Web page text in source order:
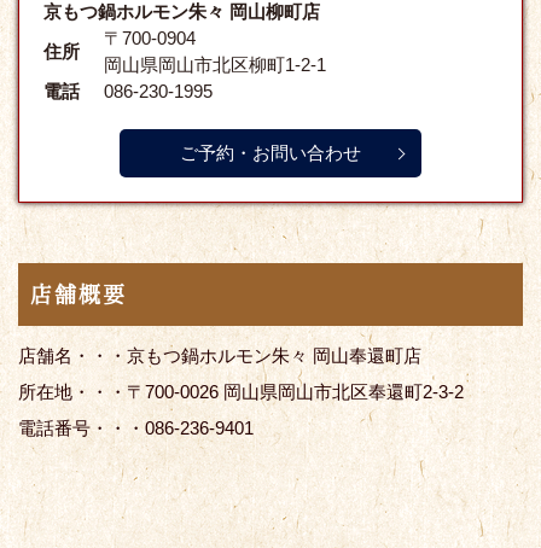
京もつ鍋ホルモン朱々 岡山柳町店
住所
〒700-0904
岡山県岡山市北区柳町1-2-1
電話
086-230-1995
ご予約・お問い合わせ
店舗概要
店舗名・・・京もつ鍋ホルモン朱々 岡山奉還町店
所在地・・・〒700-0026 岡山県岡山市北区奉還町2-3-2
電話番号・・・086-236-9401